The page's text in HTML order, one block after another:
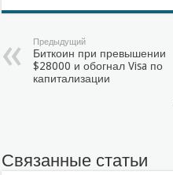
Предыдущий
Биткоин при превышении
$28000 и обогнал Visa по
капитализации
Связанные статьи